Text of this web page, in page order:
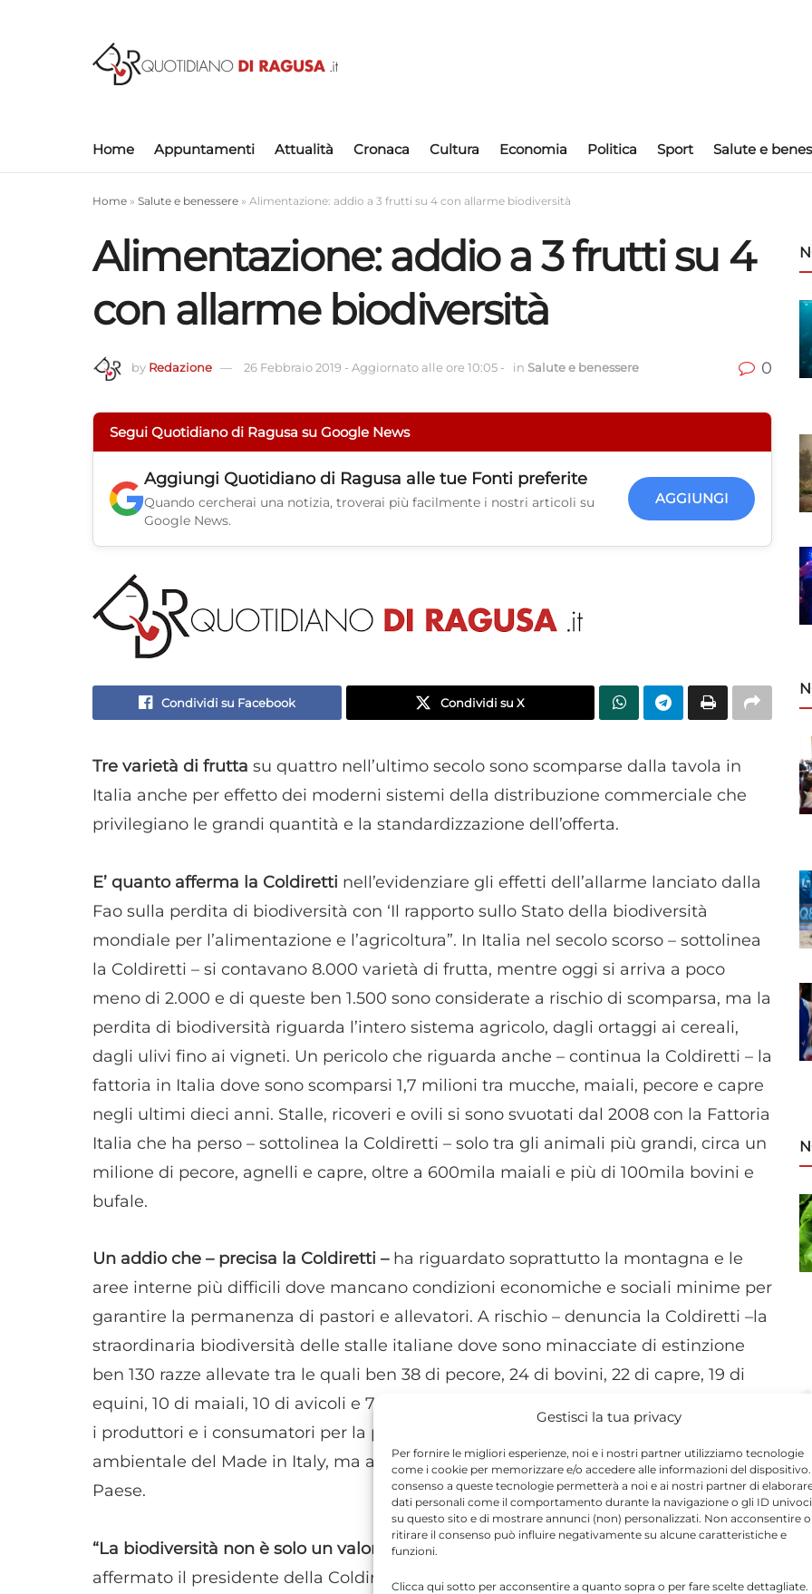
Gestisci la tua privacy
Per fornire le migliori esperienze, noi e i nostri partner utilizziamo tecnologie
come i cookie per memorizzare e/o accedere alle informazioni del
consenso a queste tecnologie permetterà a noi e ai nostri partner di
dati personali come il comportamento durante la navigazione o gli ID univoci
su questo sito e di mostrare annunci (non) personalizzati. Non acconsentire o
ritirare il consenso può influire negativamente su alcune caratteristiche e
funzioni.
Clicca qui sotto per acconsentire a quanto sopra o per fare scelte dettagliate.
Home Appuntamenti Attualità Cronaca Cultura Economia Politica Sport Salute e
Home » Salute e benessere » Alimentazione: addio a 3 frutti su 4 con allarme biodiversità
Alimentazione: addio a 3 frutti su 4
con allarme biodiversità
by Redazione 26 Febbraio 2019 - Aggiornato alle ore 10:05 - in Salute e benessere 0
Segui Quotidiano di Ragusa su Google News
Aggiungi Quotidiano di Ragusa alle tue Fonti preferite
Quando cercherai una notizia, troverai più facilmente i nostri articoli su
Google News.
AGGIUNGI
Condividi su Facebook Condividi su X
Tre varietà di frutta su quattro nell’ultimo secolo sono scomparse dalla tavola in
Italia anche per effetto dei moderni sistemi della distribuzione commerciale che
privilegiano le grandi quantità e la standardizzazione dell’offerta.
E’ quanto afferma la Coldiretti nell’evidenziare gli effetti dell’allarme lanciato dalla
Fao sulla perdita di biodiversità con ‘Il rapporto sullo Stato della biodiversità
mondiale per l’alimentazione e l’agricoltura”. In Italia nel secolo scorso – sottolinea
la Coldiretti – si contavano 8.000 varietà di frutta, mentre oggi si arriva a poco
meno di 2.000 e di queste ben 1.500 sono considerate a rischio di scomparsa, ma la
perdita di biodiversità riguarda l’intero sistema agricolo, dagli ortaggi ai cereali,
dagli ulivi fino ai vigneti. Un pericolo che riguarda anche – continua la Coldiretti – la
fattoria in Italia dove sono scomparsi 1,7 milioni tra mucche, maiali, pecore e capre
negli ultimi dieci anni. Stalle, ricoveri e ovili si sono svuotati dal 2008 con la Fattoria
Italia che ha perso – sottolinea la Coldiretti – solo tra gli animali più grandi, circa un
milione di pecore, agnelli e capre, oltre a 600mila maiali e più di 100mila bovini e
bufale.
Un addio che – precisa la Coldiretti –ha riguardato soprattutto la montagna e le
aree interne più difficili dove mancano condizioni economiche e sociali minime per
garantire la permanenza di pastori e allevatori. A rischio – denuncia la Coldiretti –la
straordinaria biodiversità delle stalle italiane dove sono minacciate di estinzione
ben 130 razze allevate tra le quali ben 38 di pecore, 24 di bovini, 22 di capre, 19 di
equini, 10 di maiali, 10 di avicoli e 7 di asini. Un pericolo – secondo la Coldiretti – per
i produttori e i consumatori per la perdita di un patrimonio alimentare, culturale ed
ambientale del Made in Italy, ma anche un attacco alla sovranità alimentare del
Paese.
“La biodiversità non è solo un valore ambientale
affermato il presidente della Coldiretti Ettore Prandini nel sottolineare che “la